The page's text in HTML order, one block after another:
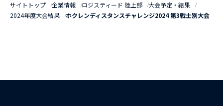
サイトトップ 企業情報 ロジスティード 陸上部
大会予定・結果
2024年度大会結果
ホクレンディスタンスチャレンジ2024 第3戦士別大会